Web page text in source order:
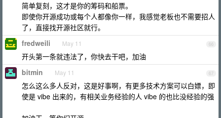
简单复刻，这才是你的筹码和船票。
即使你开源成功或每个人都像你一样，我感觉老板也不需要招人
了，直接找开源社区就行。
66
fredweili May 11
开头第一条就违法了，你快去干吧，加油
67
bitmin May 11
怎么这么多人反对，这是好事啊，有更多技术方案可以白嫖，即
使是 vibe 出来的，有相关业务经验的人 vibe 的也比没经验的强